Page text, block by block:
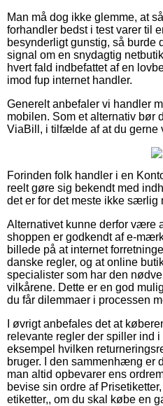
Man må dog ikke glemme, at
forhandler bedst i test varer til
besynderligt gunstig, så
signal om en snydagtig
hvert fald indbefattet af en
imod fup internet handler.
Generelt anbefaler vi handler
mobilen. Som et alternativ bør
ViaBill, i tilfælde af at du gerne
Forinden folk handler i en
reelt gøre sig bekendt med
det er for det meste ikke særlig
Alternativet kunne derfor være
shoppen er godkendt af e-
billede på at internet
danske regler, og at online
specialister som har den
vilkårene. Dette er en god
du får dilemmaer i processen
I øvrigt anbefales det at
relevante regler der spiller ind
eksempel hvilken
bruger. I den sammenhæng er
man altid opbevarer ens
bevise sin ordre af
etiketter,, om du skal købe en